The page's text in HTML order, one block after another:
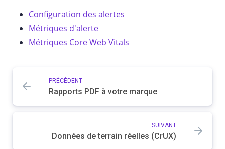
Configuration des alertes
Métriques d'alerte
Métriques Core Web Vitals
PRÉCÉDENT
Rapports PDF à votre marque
SUIVANT
Données de terrain réelles (CrUX)